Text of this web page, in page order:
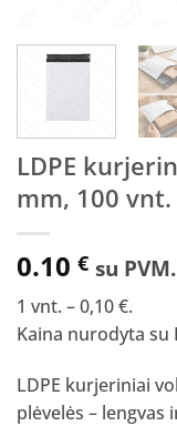
LDPE
mm, 100 vnt.
0.10 € su PVM.
1 vnt. – 0,10 €.
Kaina nurodyta su
LDPE kurjeriniai
plėvelės –